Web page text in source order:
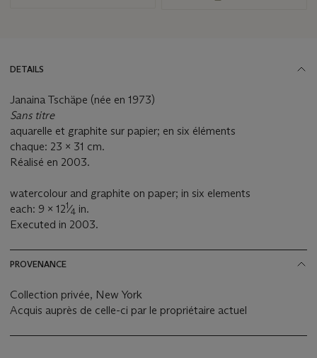
DETAILS
Janaina Tschäpe (née en 1973)
Sans titre
aquarelle et graphite sur papier; en six éléments
chaque: 23 x 31 cm.
Réalisé en 2003.
watercolour and graphite on paper; in six elements
each: 9 x 121⁄4 in.
Executed in 2003.
PROVENANCE
Collection privée, New York
Acquis auprès de celle-ci par le propriétaire actuel